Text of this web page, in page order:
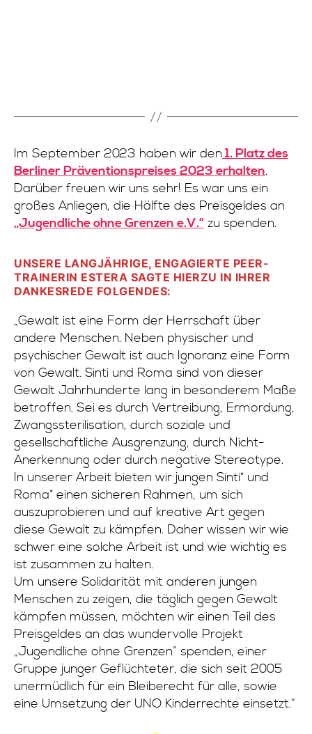
Im September 2023 haben wir den 1. Platz des
Berliner Präventionspreises 2023 erhalten.
Darüber freuen wir uns sehr! Es war uns ein
großes Anliegen, die Hälfte des Preisgeldes an
„Jugendliche ohne Grenzen e.V.“ zu spenden.
UNSERE LANGJÄHRIGE, ENGAGIERTE PEER-
TRAINERIN ESTERA SAGTE HIERZU IN IHRER
DANKESREDE FOLGENDES:
„Gewalt ist eine Form der Herrschaft über
andere Menschen. Neben physischer und
psychischer Gewalt ist auch Ignoranz eine Form
von Gewalt. Sinti und Roma sind von dieser
Gewalt Jahrhunderte lang in besonderem Maße
betroffen. Sei es durch Vertreibung, Ermordung,
Zwangssterilisation, durch soziale und
gesellschaftliche Ausgrenzung, durch Nicht-
Anerkennung oder durch negative Stereotype.
In unserer Arbeit bieten wir jungen Sinti* und
Roma* einen sicheren Rahmen, um sich
auszuprobieren und auf kreative Art gegen
diese Gewalt zu kämpfen. Daher wissen wir wie
schwer eine solche Arbeit ist und wie wichtig es
ist zusammen zu halten.
Um unsere Solidarität mit anderen jungen
Menschen zu zeigen, die täglich gegen Gewalt
kämpfen müssen, möchten wir einen Teil des
Preisgeldes an das wundervolle Projekt
„Jugendliche ohne Grenzen“ spenden, einer
Gruppe junger Geflüchteter, die sich seit 2005
unermüdlich für ein Bleiberecht für alle, sowie
eine Umsetzung der UNO Kinderrechte einsetzt.“